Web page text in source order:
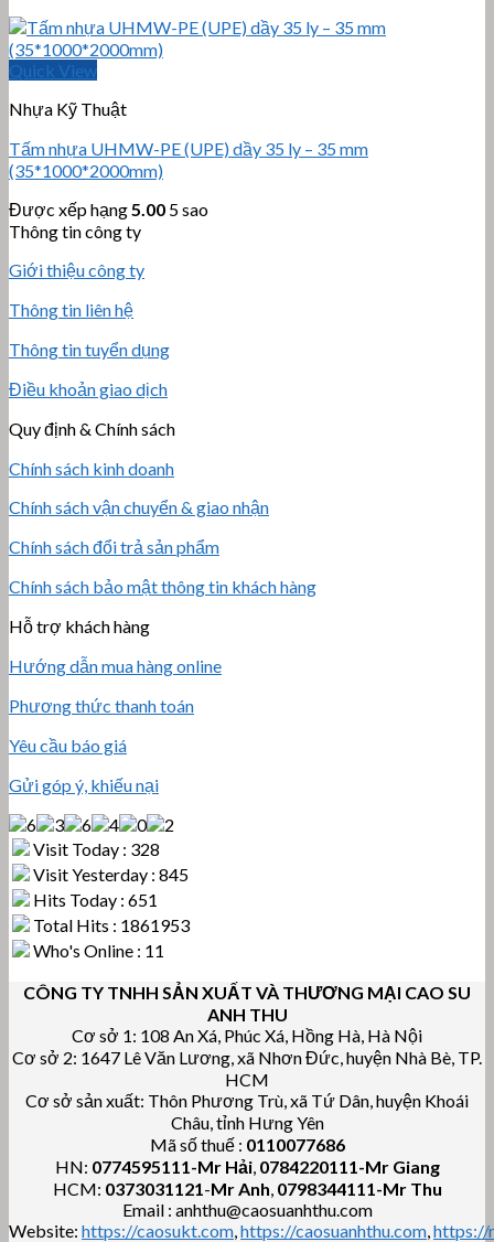
Quick View
Nhựa Kỹ Thuật
Tấm nhựa UHMW-PE (UPE) dầy 35 ly – 35 mm
(35*1000*2000mm)
Được xếp hạng5.00 5 sao
Thông tin công ty
Giới thiệu công ty
Thông tin liên hệ
Thông tin tuyển dụng
Điều khoản giao dịch
Quy định & Chính sách
Chính sách kinh doanh
Chính sách vận chuyển & giao nhận
Chính sách đổi trả sản phẩm
Chính sách bảo mật thông tin khách hàng
Hỗ trợ khách hàng
Hướng dẫn mua hàng online
Phương thức thanh toán
Yêu cầu báo giá
Gửi góp ý, khiếu nại
Visit Today : 328
Visit Yesterday : 845
Hits Today : 651
Total Hits : 1861953
Who's Online : 11
CÔNG TY TNHH SẢN XUẤT VÀ THƯƠNG MẠI CAO SU
ANH THU
Cơ sở 1: 108 An Xá, Phúc Xá, Hồng Hà, Hà Nội
Cơ sở 2: 1647 Lê Văn Lương, xã Nhơn Đức, huyện Nhà Bè, TP.
HCM
Cơ sở sản xuất: Thôn Phương Trù, xã Tứ Dân, huyện Khoái
Châu, tỉnh Hưng Yên
Mã số thuế : 0110077686
HN: 0774595111-Mr Hải, 0784220111-Mr Giang
HCM: 0373031121-Mr Anh, 0798344111-Mr Thu
Email : anhthu@caosuanhthu.com
Website: https://caosukt.com,https://caosuanhthu.com,https://